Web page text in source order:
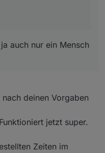
auch nur ein Mensch
deinen Vorgaben
jetzt super.
Zeiten im